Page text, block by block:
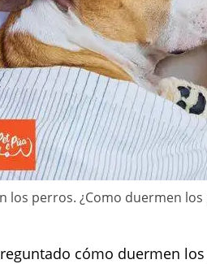
los perros. ¿Como duermen
cómo duermen